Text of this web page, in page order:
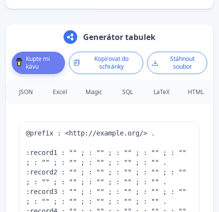
Generátor tabulek
Kupte mi
kávu
Kopírovat do
schránky
Stáhnout
soubor
JSON Excel Magic SQL LaTeX HTML